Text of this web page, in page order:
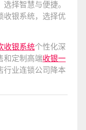
择智慧与便捷。
收银系统，选择优
收银系统个性化深
和定制高端收银一
行业连锁公司降本